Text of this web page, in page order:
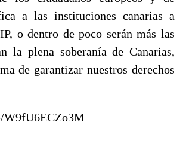
a las instituciones canarias a
o dentro de poco serán más las
la plena soberanía de Canarias,
de garantizar nuestros derechos
W9fU6ECZo3M